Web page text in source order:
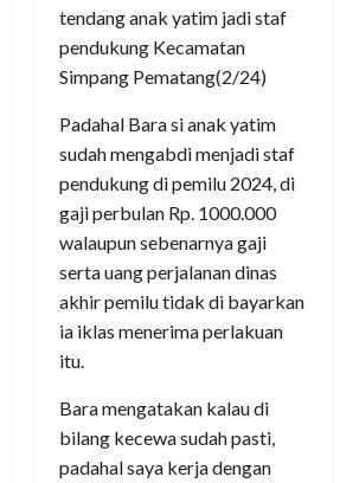
tendang anak yatim jadi staf
pendukung Kecamatan
Simpang Pematang(2/24)
Padahal Bara si anak yatim
sudah mengabdi menjadi staf
pendukung di pemilu 2024, di
gaji perbulan Rp. 1000.000
walaupun sebenarnya gaji
serta uang perjalanan dinas
akhir pemilu tidak di bayarkan
ia iklas menerima perlakuan
itu.
Bara mengatakan kalau di
bilang kecewa sudah pasti,
padahal saya kerja dengan